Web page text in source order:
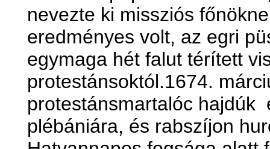
nevezte ki missziós
eredményes volt, az egri
egymaga hét falut térített
protestánsoktól.1674.
protestánsmartalóc hajdúk
plébániára, és rabszíjon